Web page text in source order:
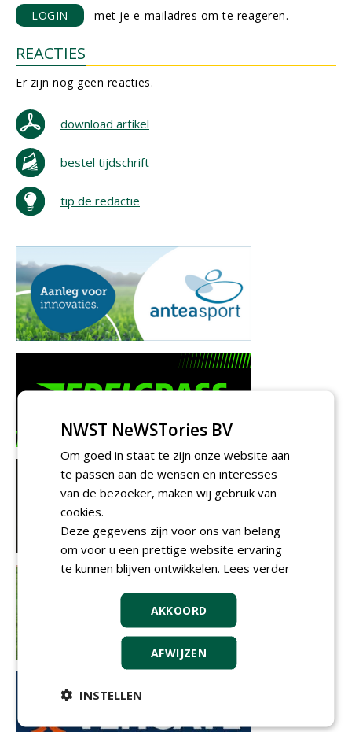
LOGIN met je e-mailadres om te reageren.
REACTIES
Er zijn nog geen reacties.
download artikel
bestel tijdschrift
tip de redactie
NWST NeWSTories BV
Om goed in staat te zijn onze website aan
te passen aan de wensen en interesses
van de bezoeker, maken wij gebruik van
cookies.
Deze gegevens zijn voor ons van belang
om voor u een prettige website ervaring
te kunnen blijven ontwikkelen. Lees verder
AKKOORD
AFWIJZEN
INSTELLEN